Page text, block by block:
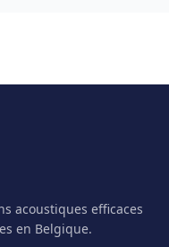
acoustiques efficaces
en Belgique.